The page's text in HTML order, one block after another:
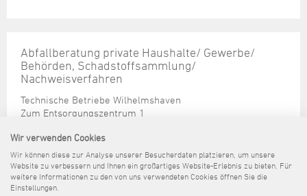
Abfallberatung private Haushalte/ Gewerbe/
Behörden, Schadstoffsammlung/
Nachweisverfahren
Technische Betriebe Wilhelmshaven
Zum Entsorgungszentrum 1
Tel. (04421) 16-4611
Fax. (04421) 16-414611
abfallberatung@wilhelmshaven.de
Wir verwenden Cookies
Wir können diese zur Analyse unserer Besucherdaten platzieren, um unsere
Website zu verbessern und Ihnen ein großartiges Website-Erlebnis zu bieten. Für
weitere Informationen zu den von uns verwendeten Cookies öffnen Sie die
Einstellungen.